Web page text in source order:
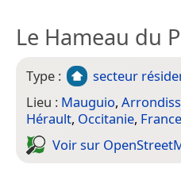
Le Hameau du
Type :
secteur
Lieu : Mauguio,
Hérault, Occitanie, France
Voir sur